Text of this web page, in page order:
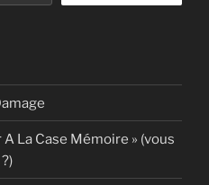
La Case Mémoire » (vous